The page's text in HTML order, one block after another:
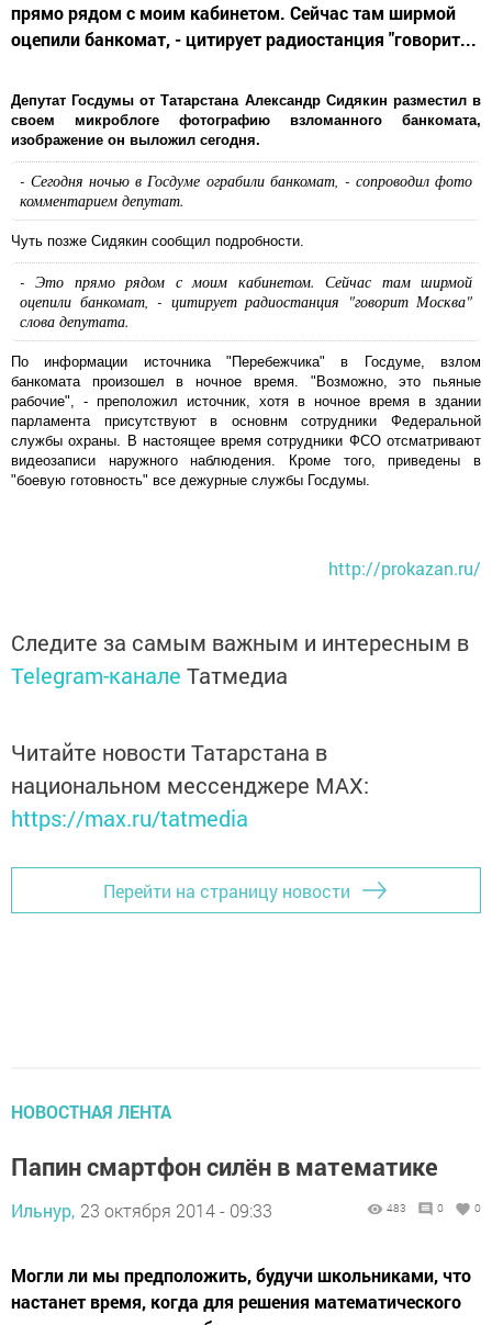
прямо рядом с моим кабинетом. Сейчас там ширмой
оцепили банкомат, - цитирует радиостанция "говорит...
Депутат Госдумы от Татарстана Александр Сидякин разместил в
своем микроблоге фотографию взломанного банкомата,
изображение он выложил сегодня.
- Сегодня ночью в Госдуме ограбили банкомат, - сопроводил фото
комментарием депутат.
Чуть позже Сидякин сообщил подробности.
- Это прямо рядом с моим кабинетом. Сейчас там ширмой
оцепили банкомат, - цитирует радиостанция "говорит Москва"
слова депутата.
По информации источника "Перебежчика" в Госдуме, взлом
банкомата произошел в ночное время. "Возможно, это пьяные
рабочие", - преположил источник, хотя в ночное время в здании
парламента присутствуют в основнм сотрудники Федеральной
службы охраны. В настоящее время сотрудники ФСО отсматривают
видеозаписи наружного наблюдения. Кроме того, приведены в
"боевую готовность" все дежурные службы Госдумы.
http://prokazan.ru/
Следите за самым важным и интересным в
Telegram-канале Татмедиа
Читайте новости Татарстана в
национальном мессенджере MАХ:
https://max.ru/tatmedia
Перейти на страницу новости
НОВОСТНАЯ ЛЕНТА
Папин смартфон силён в математике
Ильнур, 23 октября 2014 - 09:33 483 0 0
Могли ли мы предположить, будучи школьниками, что
настанет время, когда для решения математического